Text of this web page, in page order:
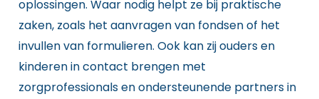
oplossingen. Waar nodig helpt ze bij praktische
zaken, zoals het aanvragen van fondsen of het
invullen van formulieren. Ook kan zij ouders en
kinderen in contact brengen met
zorgprofessionals en ondersteunende partners in